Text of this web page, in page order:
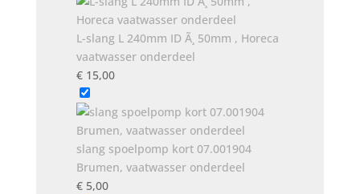
L-slang L 240mm ID Ã¸ 50mm , Horeca
vaatwasser onderdeel
€15,00
slang spoelpomp kort 07.001904
Brumen, vaatwasser onderdeel
€5,00